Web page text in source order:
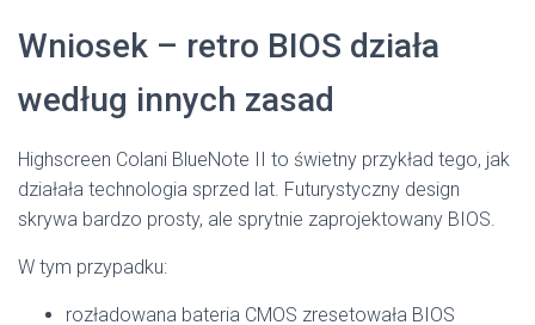
Wniosek – retro BIOS działa
według innych zasad
Highscreen Colani BlueNote II to świetny przykład tego, jak
działała technologia sprzed lat. Futurystyczny design
skrywa bardzo prosty, ale sprytnie zaprojektowany BIOS.
W tym przypadku:
rozładowana bateria CMOS zresetowała BIOS